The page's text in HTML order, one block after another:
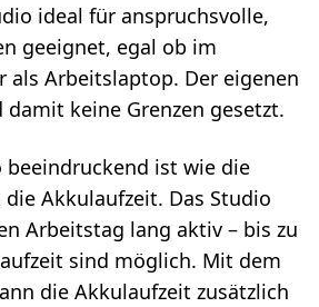
ideal für anspruchsvolle,
geeignet, egal ob im
als Arbeitslaptop. Der eigenen
keine Grenzen gesetzt.
beeindruckend ist wie die
Akkulaufzeit. Das Studio
Arbeitstag lang aktiv – bis zu
sind möglich. Mit dem
die Akkulaufzeit zusätzlich